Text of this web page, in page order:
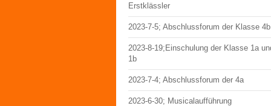
Erstklässler
2023-7-5; Abschlussforum der Klasse 4b
2023-8-19;Einschulung der Klasse 1a
1b
2023-7-4; Abschlussforum der 4a
2023-6-30; Musicalaufführung